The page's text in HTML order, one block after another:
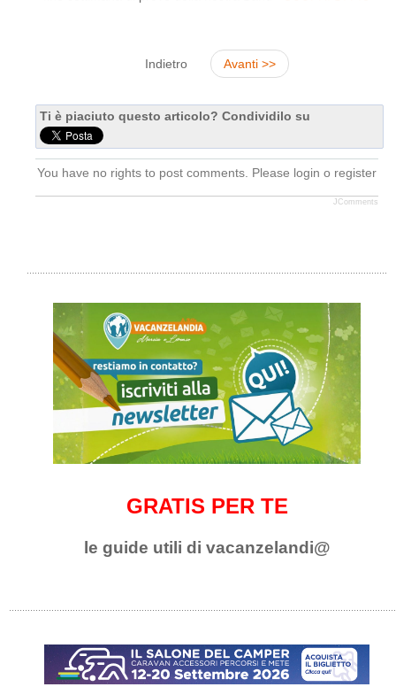
Indietro Avanti >>
Ti è piaciuto questo articolo? Condividilo su
You have no rights to post comments. Please login o register
JComments
GRATIS PER TE
le guide utili di vacanzelandi@